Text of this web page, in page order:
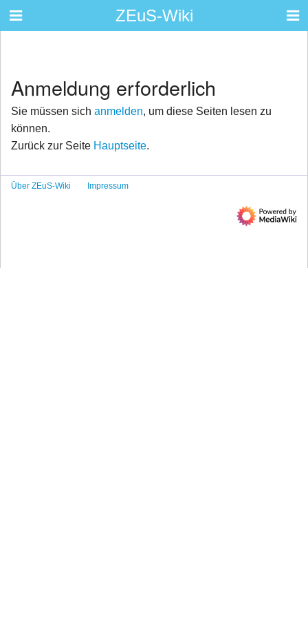
ZEuS-Wiki
Anmeldung erforderlich
Sie müssen sich anmelden, um diese Seiten lesen zu
können.
Zurück zur Seite Hauptseite.
Über ZEuS-Wiki Impressum